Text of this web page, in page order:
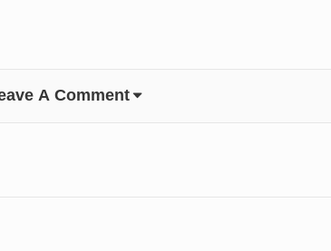
A Comment